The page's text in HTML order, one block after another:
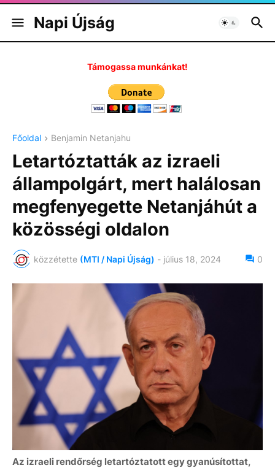
Napi Újság
Támogassa munkánkat!
Főoldal Benjamin Netanjahu
Letartóztatták az izraeli
állampolgárt, mert halálosan
megfenyegette Netanjáhút a
közösségi oldalon
közzétette (MTI / Napi Újság) - július 18, 2024 0
Az izraeli rendőrség letartóztatott egy gyanúsítottat,